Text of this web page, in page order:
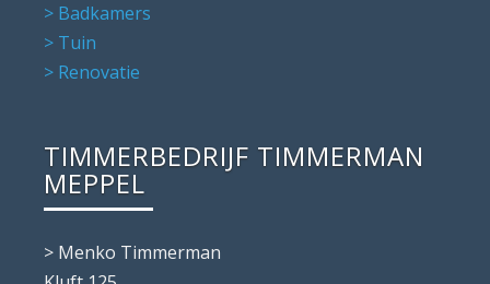
> Badkamers
> Tuin
> Renovatie
TIMMERBEDRIJF TIMMERMAN
MEPPEL
> Menko Timmerman